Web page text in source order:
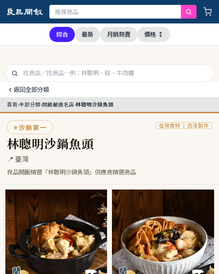
，本公司全品項與上游供應商均未採用問題油品，請安心購買食用
綜合 最新 月銷熱賣 價格 ↕
返回全部分類
首頁›全部分類›開飯嚴選名店›林聰明沙鍋魚頭
⭐沙鍋第一
林聰明沙鍋魚頭
📍 臺灣
良品開飯精選「林聰明沙鍋魚頭」供應商精選商品
在地食材 古法製作